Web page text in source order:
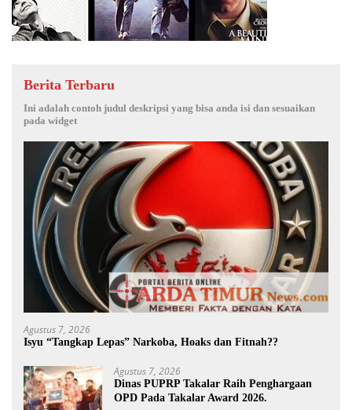
Berita Terbaru
Ini adalah contoh judul deskripsi yang bisa anda isi dan sesuaikan
pada widget
Agustus 7, 2026
Isyu “Tangkap Lepas” Narkoba, Hoaks dan Fitnah??
Agustus 7, 2026
Dinas PUPRP Takalar Raih Penghargaan
OPD Pada Takalar Award 2026.